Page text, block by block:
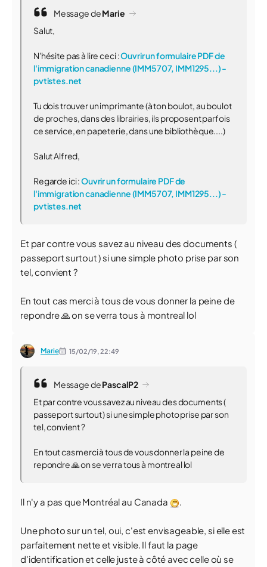
Message deMarie
Salut,
N'hésite pas à lire ceci :Ouvrir un formulaire PDF de
l'immigration canadienne (IMM5707, IMM1295...) -
pvtistes.net
Tu dois trouver un imprimante (à ton boulot, au boulot
de proches, dans des librairies, ils proposent parfois
ce service, en papeterie, dans une bibliothèque....)
Salut Alfred,
Regarde ici :Ouvrir un formulaire PDF de
l'immigration canadienne (IMM5707, IMM1295...) -
pvtistes.net
Et par contre vous savez au niveau des documents (
passeport surtout ) si une simple photo prise par son
tel, convient ?
En tout cas merci à tous de vous donner la peine de
repondre ️🙏 on se verra tous à montreal lol
Marie 15/02/19,22:49
Message dePascalP2
Et par contre vous savez au niveau des documents (
passeport surtout ) si une simple photo prise par son
tel, convient ?
En tout cas merci à tous de vous donner la peine de
repondre ️🙏 on se verra tous à montreal lol
Il n'y a pas que Montréal au Canada .
Une photo sur un tel, oui, c'est envisageable, si elle est
parfaitement nette et visible. Il faut la page
d'identification et celle juste à côté avec celle où se